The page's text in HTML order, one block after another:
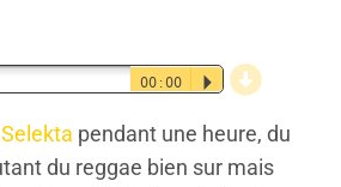
00:00 P d
pendant une heure, du
du reggae bien sur mais